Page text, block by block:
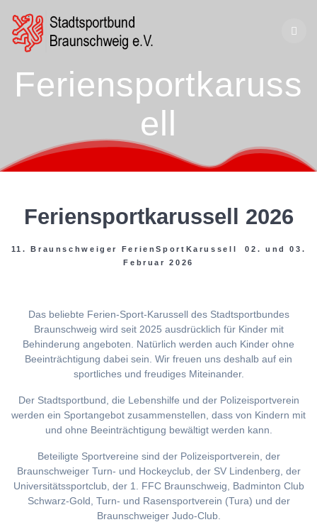
Feriensportkaruss
ell
Feriensportkarussell 2026
11. Braunschweiger FerienSportKarussell 02. und 03.
Februar 2026
Das beliebte Ferien-Sport-Karussell des Stadtsportbundes
Braunschweig wird seit 2025 ausdrücklich für Kinder mit
Behinderung angeboten. Natürlich werden auch Kinder ohne
Beeinträchtigung dabei sein. Wir freuen uns deshalb auf ein
sportliches und freudiges Miteinander.
Der Stadtsportbund, die Lebenshilfe und der Polizeisportverein
werden ein Sportangebot zusammenstellen, dass von Kindern mit
und ohne Beeinträchtigung bewältigt werden kann.
Beteiligte Sportvereine sind der Polizeisportverein, der
Braunschweiger Turn- und Hockeyclub, der SV Lindenberg, der
Universitätssportclub, der 1. FFC Braunschweig, Badminton Club
Schwarz-Gold, Turn- und Rasensportverein (Tura) und der
Braunschweiger Judo-Club.